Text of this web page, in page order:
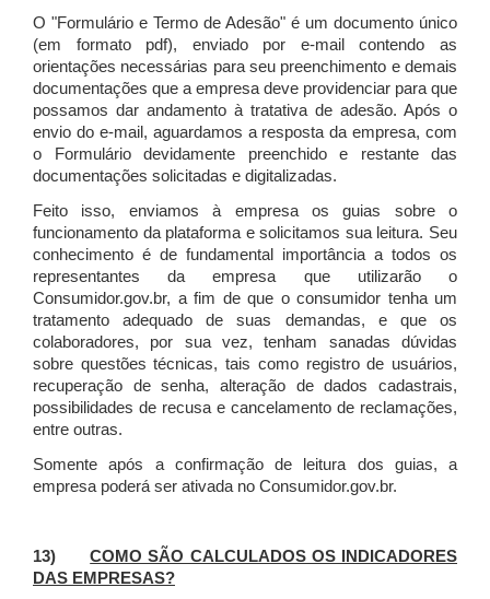
O "Formulário e Termo de Adesão" é um documento único
(em formato pdf), enviado por e-mail contendo as
orientações necessárias para seu preenchimento e demais
documentações que a empresa deve providenciar para que
possamos dar andamento à tratativa de adesão. Após o
envio do e-mail, aguardamos a resposta da empresa, com
o Formulário devidamente preenchido e restante das
documentações solicitadas e digitalizadas.
Feito isso, enviamos à empresa os guias sobre o
funcionamento da plataforma e solicitamos sua leitura. Seu
conhecimento é de fundamental importância a todos os
representantes da empresa que utilizarão o
Consumidor.gov.br, a fim de que o consumidor tenha um
tratamento adequado de suas demandas, e que os
colaboradores, por sua vez, tenham sanadas dúvidas
sobre questões técnicas, tais como registro de usuários,
recuperação de senha, alteração de dados cadastrais,
possibilidades de recusa e cancelamento de reclamações,
entre outras.
Somente após a confirmação de leitura dos guias, a
empresa poderá ser ativada no Consumidor.gov.br.
13)COMO SÃO CALCULADOS OS INDICADORES
DAS EMPRESAS?